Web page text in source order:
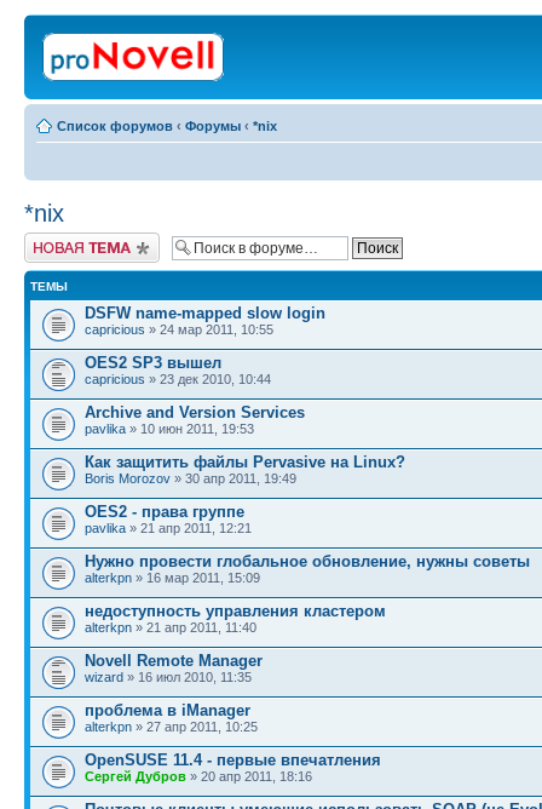
Список форумов ‹ Форумы ‹ *nix
*nix
Новая тема
ТЕМЫ
DSFW name-mapped slow login
capricious » 24 мар 2011, 10:55
OES2 SP3 вышел
capricious » 23 дек 2010, 10:44
Archive and Version Services
pavlika » 10 июн 2011, 19:53
Как защитить файлы Pervasive на Linux?
Boris Morozov » 30 апр 2011, 19:49
OES2 - права группе
pavlika » 21 апр 2011, 12:21
Нужно провести глобальное обновление, нужны советы
alterkpn » 16 мар 2011, 15:09
недоступность управления кластером
alterkpn » 21 апр 2011, 11:40
Novell Remote Manager
wizard » 16 июл 2010, 11:35
проблема в iManager
alterkpn » 27 апр 2011, 10:25
OpenSUSE 11.4 - первые впечатления
Сергей Дубров » 20 апр 2011, 18:16